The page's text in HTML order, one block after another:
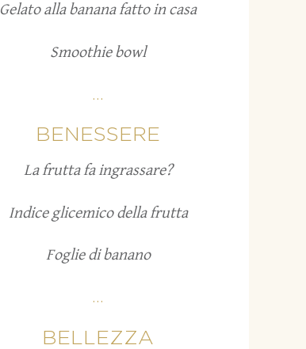
Gelato alla banana fatto in casa
Smoothie bowl
...
BENESSERE
La frutta fa ingrassare?
Indice glicemico della frutta
Foglie di banano
...
BELLEZZA